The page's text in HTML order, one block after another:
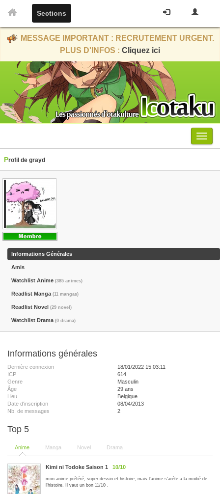
Sections
MESSAGE IMPORTANT : RECRUTEMENT URGENT.
PLUS D'INFOS : Cliquez ici
Menu
Profil de grayd
Informations Générales
Amis
Watchlist Anime (385 animes)
Readlist Manga (11 mangas)
Readlist Novel (29 novel)
Watchlist Drama (0 drama)
Informations générales
Dernière connexion
18/01/2022 15:03:11
ICP
614
Genre
Masculin
Âge
29 ans
Lieu
Belgique
Date d'inscription
08/04/2013
Nb. de messages
2
Top 5
Anime Manga Novel Drama
Kimi ni Todoke Saison 1 10/10
mon anime préféré, super dessin et histoire, mais l'anime s'aréte a la moitié de
l'histoire. Il vaut un bon 11/10 .